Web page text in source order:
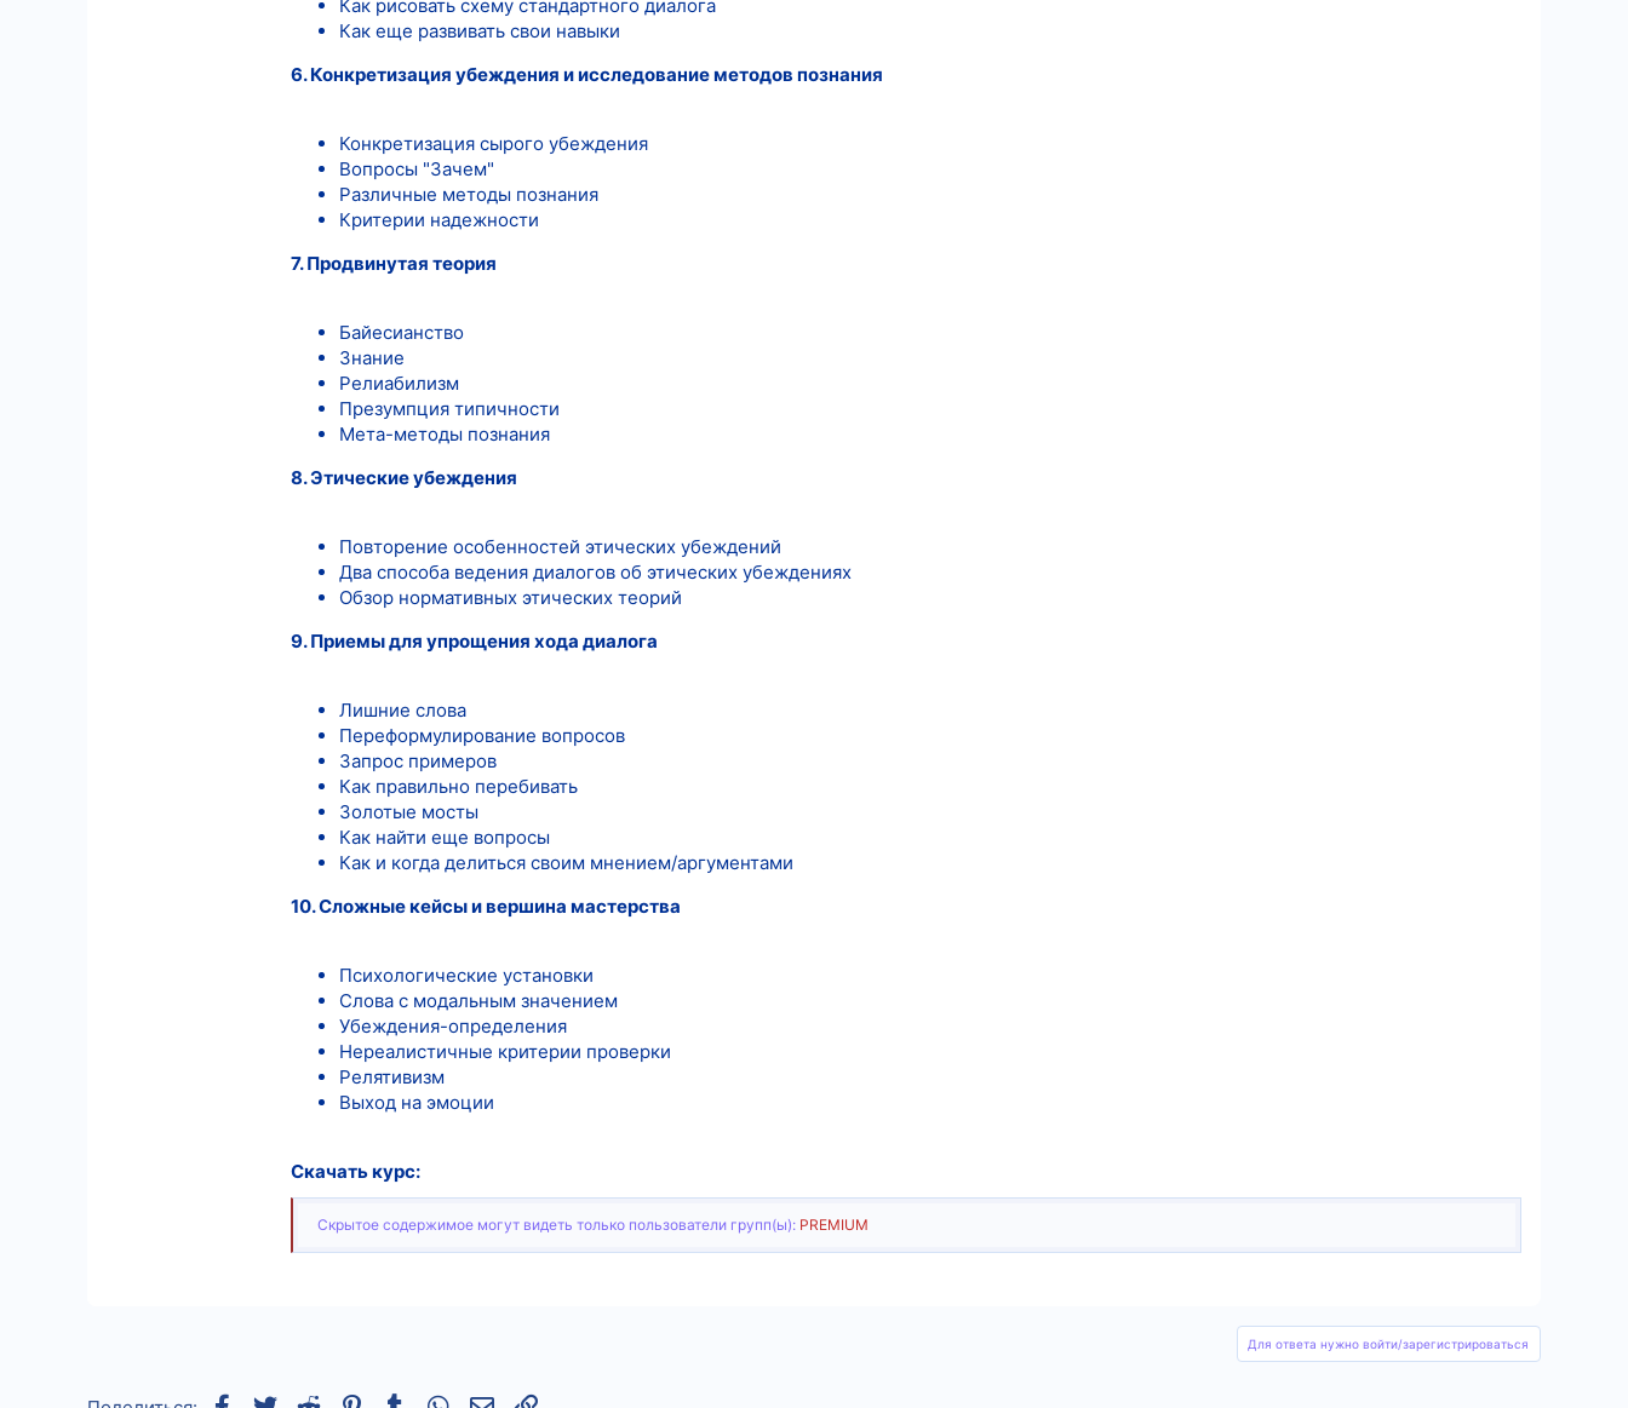
Как рисовать схему стандартного диалога
Как еще развивать свои навыки
6. Конкретизация убеждения и исследование методов познания
Конкретизация сырого убеждения
Вопросы "Зачем"
Различные методы познания
Критерии надежности
7. Продвинутая теория
Байесианство
Знание
Релиабилизм
Презумпция типичности
Мета-методы познания
8. Этические убеждения
Повторение особенностей этических убеждений
Два способа ведения диалогов об этических убеждениях
Обзор нормативных этических теорий
9. Приемы для упрощения хода диалога
Лишние слова
Переформулирование вопросов
Запрос примеров
Как правильно перебивать
Золотые мосты
Как найти еще вопросы
Как и когда делиться своим мнением/аргументами
10. Сложные кейсы и вершина мастерства
Психологические установки
Слова с модальным значением
Убеждения-определения
Нереалистичные критерии проверки
Релятивизм
Выход на эмоции
Скачать курс:
Скрытое содержимое могут видеть только пользователи групп(ы): PREMIUM
Для ответа нужно войти/зарегистрироваться
Facebook
TwitterReddit Pinterest
TumblrWhatsAppЭлектронная почта
Ссылка